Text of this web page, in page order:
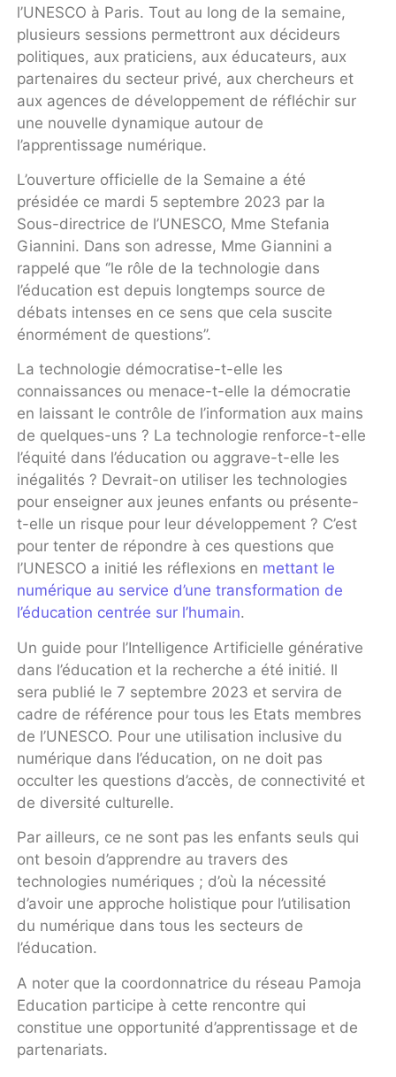
l’UNESCO à Paris. Tout au long de la semaine,
plusieurs sessions permettront aux décideurs
politiques, aux praticiens, aux éducateurs, aux
partenaires du secteur privé, aux chercheurs et
aux agences de développement de réfléchir sur
une nouvelle dynamique autour de
l’apprentissage numérique.
L’ouverture officielle de la Semaine a été
présidée ce mardi 5 septembre 2023 par la
Sous-directrice de l’UNESCO, Mme Stefania
Giannini. Dans son adresse, Mme Giannini a
rappelé que ‘’le rôle de la technologie dans
l’éducation est depuis longtemps source de
débats intenses en ce sens que cela suscite
énormément de questions’’.
La technologie démocratise-t-elle les
connaissances ou menace-t-elle la démocratie
en laissant le contrôle de l’information aux mains
de quelques-uns ? La technologie renforce-t-elle
l’équité dans l’éducation ou aggrave-t-elle les
inégalités ? Devrait-on utiliser les technologies
pour enseigner aux jeunes enfants ou présente-
t-elle un risque pour leur développement ? C’est
pour tenter de répondre à ces questions que
l’UNESCO a initié les réflexions en mettant le
numérique au service d’une transformation de
l’éducation centrée sur l’humain.
Un guide pour l’Intelligence Artificielle générative
dans l’éducation et la recherche a été initié. Il
sera publié le 7 septembre 2023 et servira de
cadre de référence pour tous les Etats membres
de l’UNESCO. Pour une utilisation inclusive du
numérique dans l’éducation, on ne doit pas
occulter les questions d’accès, de connectivité et
de diversité culturelle.
Par ailleurs, ce ne sont pas les enfants seuls qui
ont besoin d’apprendre au travers des
technologies numériques ; d’où la nécessité
d’avoir une approche holistique pour l’utilisation
du numérique dans tous les secteurs de
l’éducation.
A noter que la coordonnatrice du réseau Pamoja
Education participe à cette rencontre qui
constitue une opportunité d’apprentissage et de
partenariats.